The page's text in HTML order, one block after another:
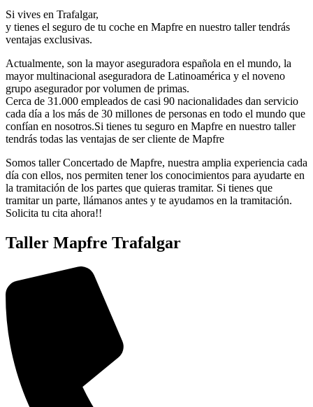
Si vives en Trafalgar,
y tienes el seguro de tu coche en Mapfre en nuestro taller tendrás
ventajas exclusivas.
Actualmente, son la mayor aseguradora española en el mundo, la
mayor multinacional aseguradora de Latinoamérica y el noveno
grupo asegurador por volumen de primas.
Cerca de 31.000 empleados de casi 90 nacionalidades dan servicio
cada día a los más de 30 millones de personas en todo el mundo que
confían en nosotros.Si tienes tu seguro en Mapfre en nuestro taller
tendrás todas las ventajas de ser cliente de Mapfre
Somos taller Concertado de Mapfre, nuestra amplia experiencia cada
día con ellos, nos permiten tener los conocimientos para ayudarte en
la tramitación de los partes que quieras tramitar. Si tienes que
tramitar un parte, llámanos antes y te ayudamos en la tramitación.
Solicita tu cita ahora!!
Taller Mapfre Trafalgar